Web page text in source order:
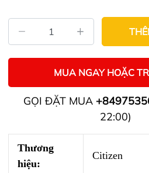
MUA NGAY HOẶC
GỌI ĐẶT MUA
22:00)
Thương
hiệu:
Citizen